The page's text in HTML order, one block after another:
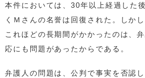
本件においては、30年以上経過した
くＭさんの名誉は回復された。しか
これほどの長期間がかかったのは、
応にも問題があったからである。
弁護人の問題は、公判で事実を否認